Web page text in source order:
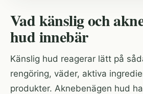
Vad känslig och
hud innebär
Känslig hud reagerar lätt på
rengöring, väder, aktiva
produkter. Aknebenägen hud